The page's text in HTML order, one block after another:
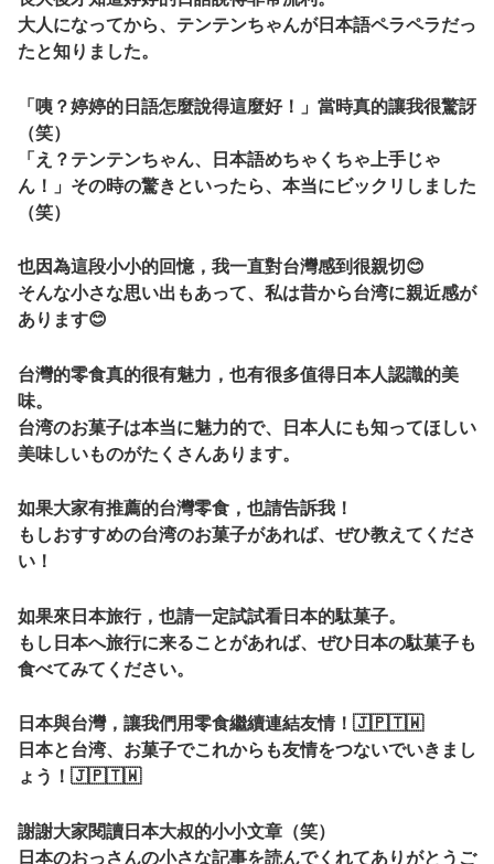
大人になってから、テンテンちゃんが日本語ペラペラだっ
たと知りました。
「咦？婷婷的日語怎麼說得這麼好！」當時真的讓我很驚訝
（笑）
「え？テンテンちゃん、日本語めちゃくちゃ上手じゃ
ん！」その時の驚きといったら、本当にビックリしました
（笑）
也因為這段小小的回憶，我一直對台灣感到很親切😊
そんな小さな思い出もあって、私は昔から台湾に親近感が
あります😊
台灣的零食真的很有魅力，也有很多值得日本人認識的美
味。
台湾のお菓子は本当に魅力的で、日本人にも知ってほしい
美味しいものがたくさんあります。
如果大家有推薦的台灣零食，也請告訴我！
もしおすすめの台湾のお菓子があれば、ぜひ教えてくださ
い！
如果來日本旅行，也請一定試試看日本的駄菓子。
もし日本へ旅行に来ることがあれば、ぜひ日本の駄菓子も
食べてみてください。
日本與台灣，讓我們用零食繼續連結友情！🇯🇵🇹🇼
日本と台湾、お菓子でこれからも友情をつないでいきまし
ょう！🇯🇵🇹🇼
謝謝大家閱讀日本大叔的小小文章（笑）
日本のおっさんの小さな記事を読んでくれてありがとうご